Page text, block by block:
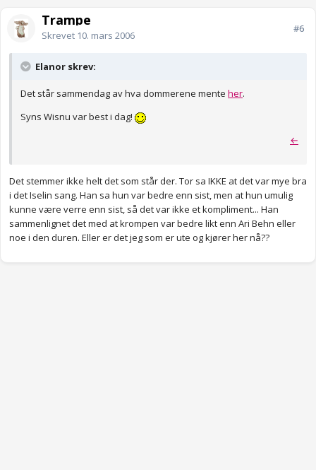
Trampe
Skrevet 10. mars 2006
#6
Elanor skrev:
Det står sammendag av hva dommerene mente her.
Syns Wisnu var best i dag!
←
Det stemmer ikke helt det som står der. Tor sa IKKE at det var mye bra
i det Iselin sang. Han sa hun var bedre enn sist, men at hun umulig
kunne være verre enn sist, så det var ikke et kompliment... Han
sammenlignet det med at krompen var bedre likt enn Ari Behn eller
noe i den duren. Eller er det jeg som er ute og kjører her nå??